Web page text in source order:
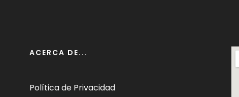
ACERCA DE...
Política de Privacidad